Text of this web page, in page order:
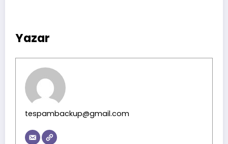
Yazar
tespambackup@gmail.com